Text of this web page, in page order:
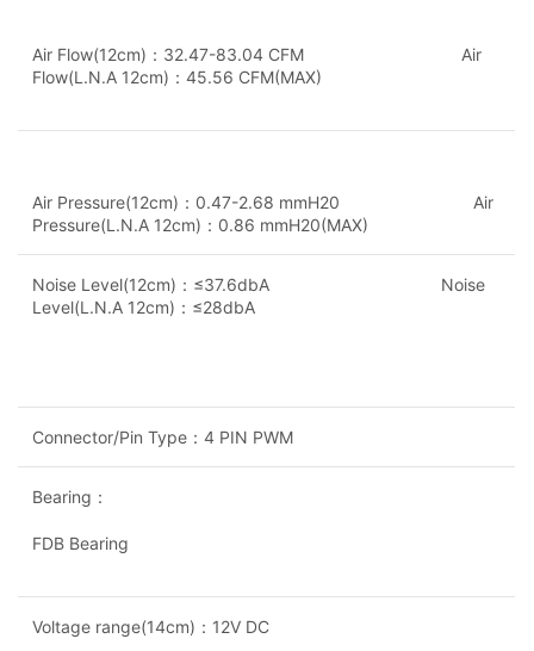
Air Flow(12cm)：32.47-83.04 CFM Air
Flow(L.N.A 12cm)：45.56 CFM(MAX)
Air Pressure(12cm)：0.47-2.68 mmH20 Air
Pressure(L.N.A 12cm)：0.86 mmH20(MAX)
Noise Level(12cm)：≤37.6dbA Noise
Level(L.N.A 12cm)：≤28dbA
Connector/Pin Type：4 PIN PWM
Bearing：
FDB Bearing
Voltage range(14cm)：12V DC